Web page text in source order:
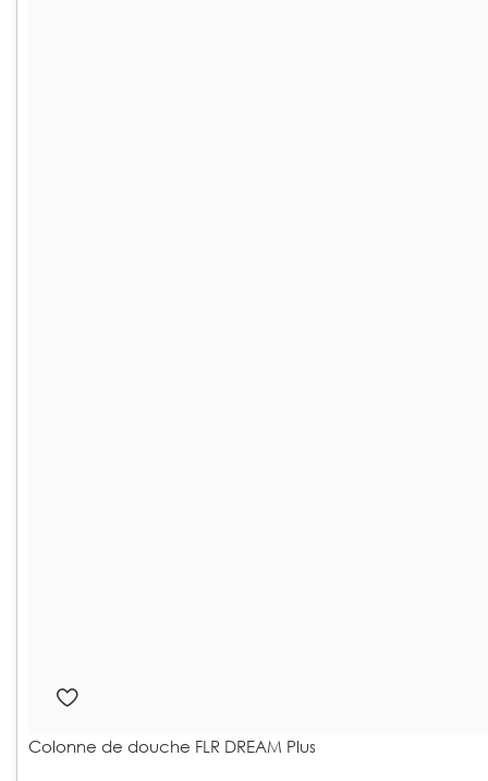
Colonne de douche FLR DREAM Plus